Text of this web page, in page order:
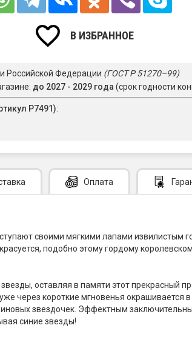
В ИЗБРАННОЕ
Российской Федерации (ГОСТ Р 51270–99)
до 2027 - 2029 года(срок годности
Р7491):
Оплата
своими мягкими лапами извилистым
подобно этому гордому
оставляя в памяти этот прекрасный
через короткие мгновенья
звездочек. Эффектным
синие звезды!